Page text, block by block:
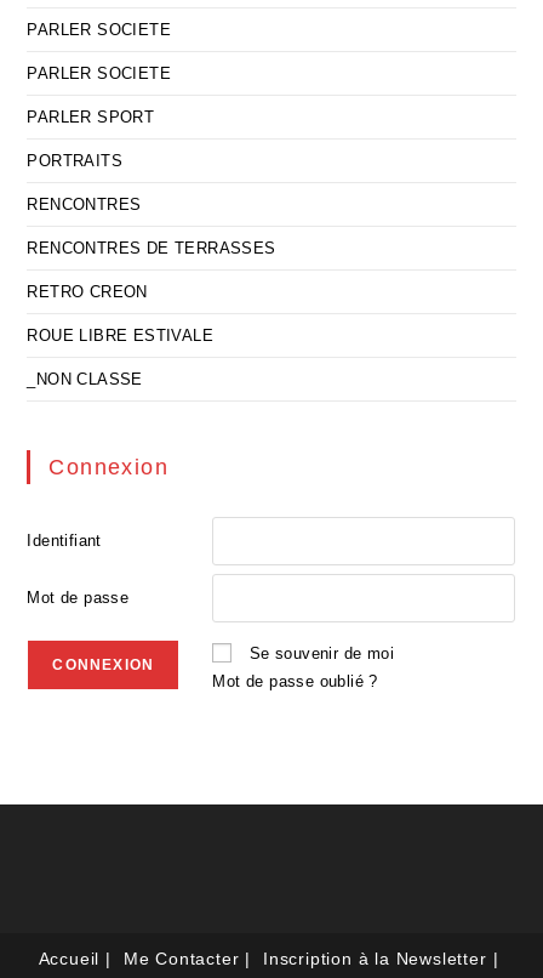
PARLER SOCIETE
PARLER SOCIETE
PARLER SPORT
PORTRAITS
RENCONTRES
RENCONTRES DE TERRASSES
RETRO CREON
ROUE LIBRE ESTIVALE
_NON CLASSE
Connexion
Identifiant
Mot de passe
Se souvenir de moi
Mot de passe oublié ?
Accueil Me Contacter Inscription à la Newsletter